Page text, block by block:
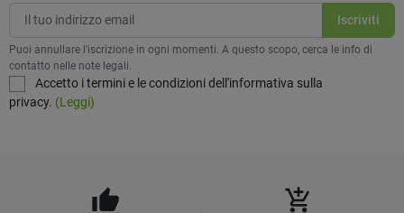
Puoi annullare l'iscrizione in ogni momenti. A questo scopo, cerca le info di
contatto nelle note legali.
Accetto i termini e le condizioni dell'informativa sulla
privacy. (Leggi)
thumb_up add_shopping_cart